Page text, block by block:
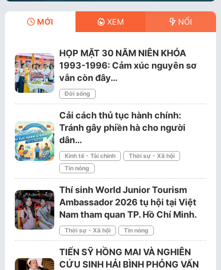
MỚI XEM NỔI
HỌP MẶT 30 NĂM NIÊN KHÓA
1993-1996: Cảm xúc nguyên sơ
vẫn còn đây…
Đời sống
Cải cách thủ tục hành chính:
Tránh gây phiền hà cho người
dân…
Kinh tế - Tài chính
Thời sự - Xã hội
Tin nóng
Thí sinh World Junior Tourism
Ambassador 2026 tụ hội tại Việt
Nam tham quan TP. Hồ Chí Minh.
Thời sự - Xã hội Tin nóng
TIẾN SỸ HỒNG MAI VÀ NGHIÊN
CỨU SINH HẢI BÌNH PHỎNG VẤN